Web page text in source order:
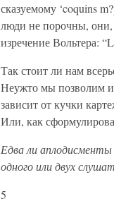
сказуемому ‘coquins
люди не порочны,
изречение Вольтера:
Так стоит ли нам
Неужто мы позволим
зависит от кучки
Или, как
Едва ли аплодисменты
одного или двух
5